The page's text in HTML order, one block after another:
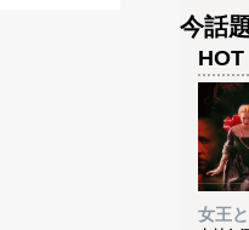
今話
女王